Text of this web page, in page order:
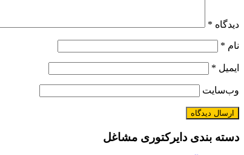
دیدگاه *
نام *
ایمیل *
وب‌سایت
دسته بندی دایرکتوری مشاغل